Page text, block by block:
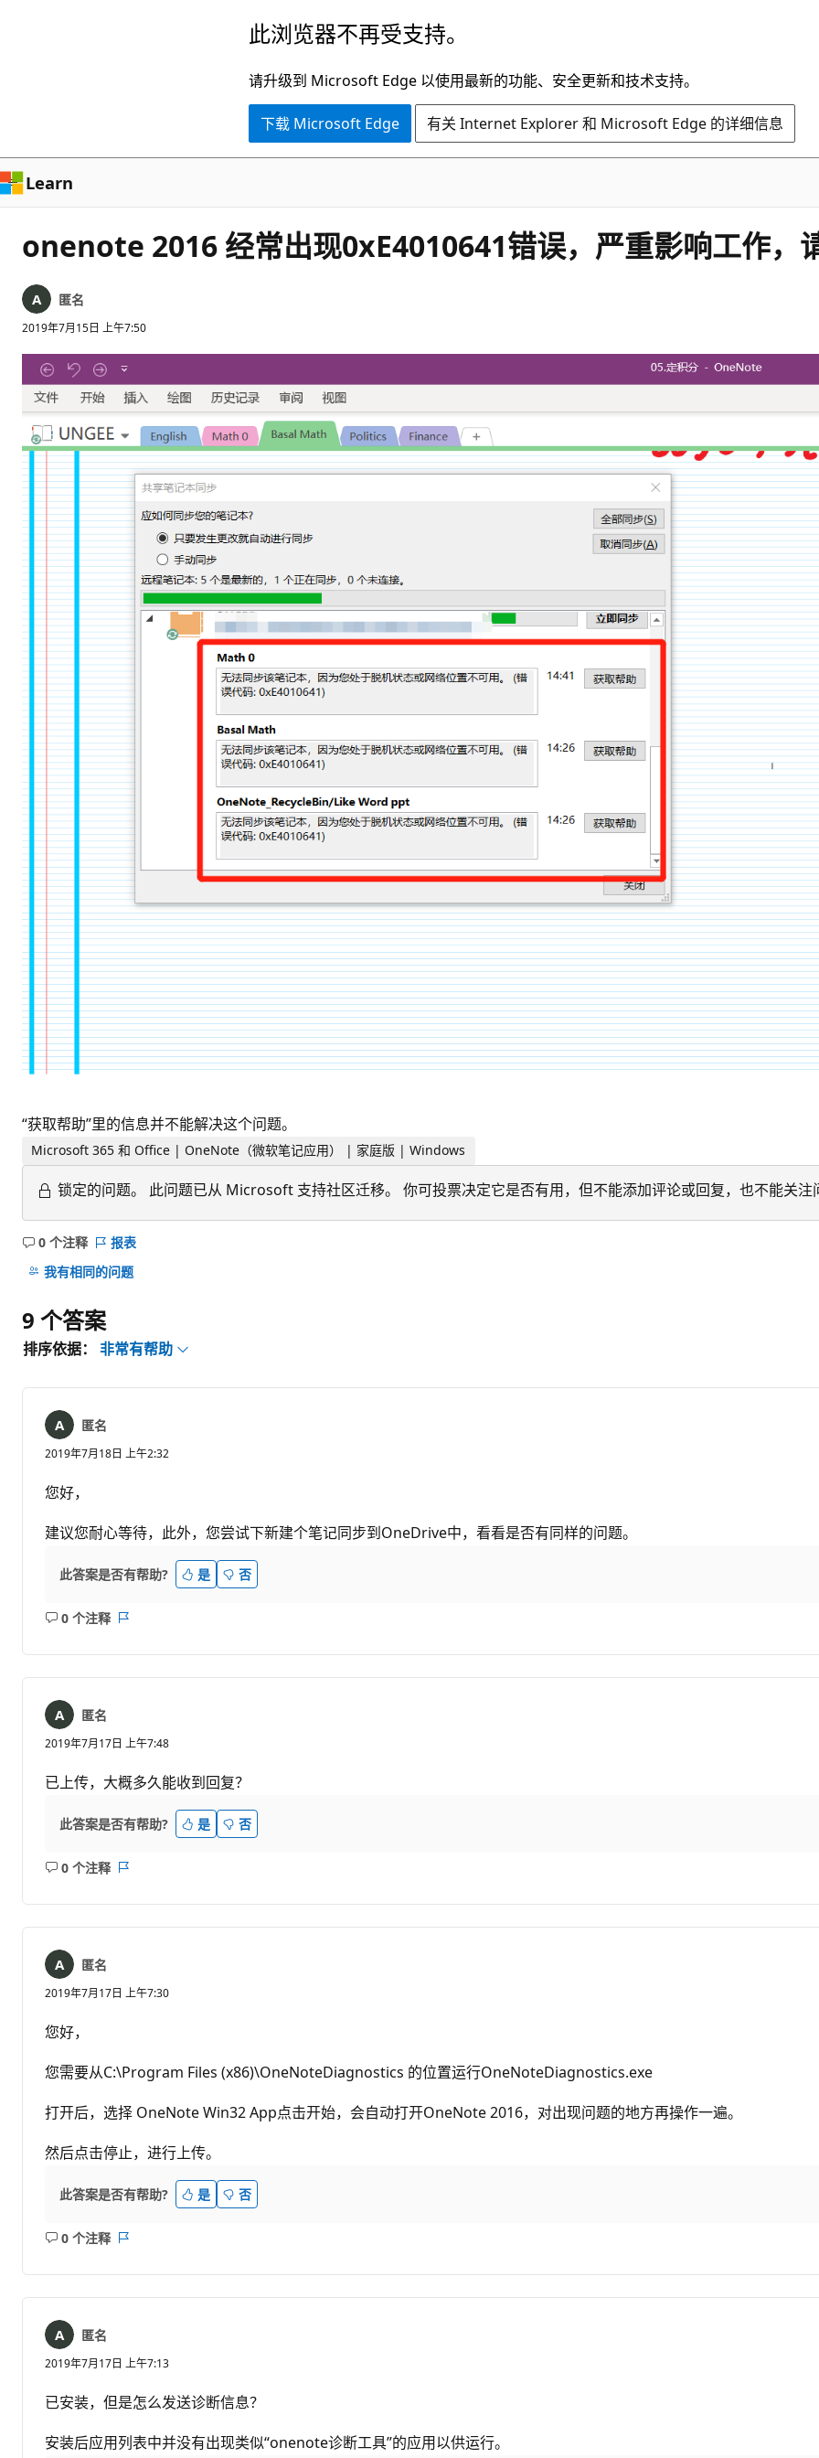
容
此浏览器不再受支持。
请升级到 Microsoft Edge 以使用最新的功能、安全更新和技术支持。
下载 Microsoft Edge 有关 Internet Explorer 和 Microsoft Edge 的详细信息
Learn
onenote 2016 经常出现0xE4010641错误，严重影响工作，
匿名
2019年7月15日 上午7:50
“获取帮助”里的信息并不能解决这个问题。
Microsoft 365 和 Office | OneNote（微软笔记应用） | 家庭版 | Windows
锁定的问题。 此问题已从 Microsoft 支持社区迁移。 你可投票决定它是否有用，但不能添加评论或回复，也不能关注
0 个注释
无
注
报表
我有相同的问题
9 个答案
排序依据： 非常有帮助
匿名
2019年7月18日 上午2:32
您好，
建议您耐心等待，此外，您尝试下新建个笔记同步到OneDrive中，看看是否有同样的问题。
此答案是否有帮助? 是 否
0 个注释
无
匿名
2019年7月17日 上午7:48
已上传，大概多久能收到回复？
此答案是否有帮助? 是 否
0 个注释
无
匿名
2019年7月17日 上午7:30
您好，
您需要从C:\Program Files (x86)\OneNoteDiagnostics 的位置运行OneNoteDiagnostics.exe
打开后，选择 OneNote Win32 App点击开始，会自动打开OneNote 2016，对出现问题的地方再操作一遍。
然后点击停止，进行上传。
此答案是否有帮助? 是 否
0 个注释
无
匿名
2019年7月17日 上午7:13
已安装，但是怎么发送诊断信息？
安装后应用列表中并没有出现类似“onenote诊断工具”的应用以供运行。